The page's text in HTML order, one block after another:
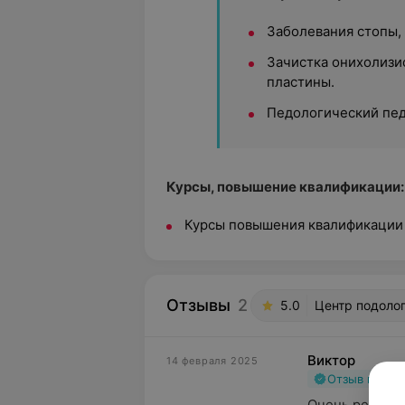
Заболевания стопы,
Зачистка
пластины.
Педологический
Курсы, повышение квалификации:
Курсы повышения
Отзывы 2 5.0 Центр
14 февраля 2025 Виктор
Отзыв